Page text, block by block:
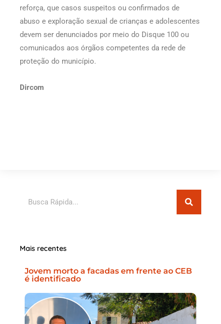
reforça, que casos suspeitos ou confirmados de
abuso e exploração sexual de crianças e adolescentes
devem ser denunciados por meio do Disque 100 ou
comunicados aos órgãos competentes da rede de
proteção do município.
Dircom
Mais recentes
Jovem morto a facadas em frente ao CEB
é identificado